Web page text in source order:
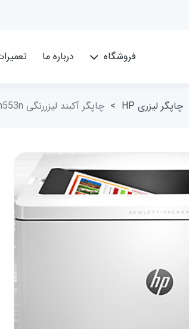
فروشگاه درباره ما
چاپگر لیزری HP > چاپگر آکبند لیزررنگی hp m553n